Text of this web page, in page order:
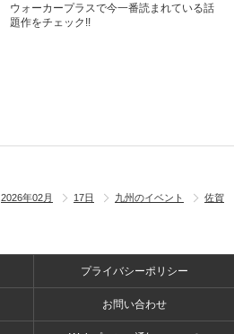
ウォーカープラスで今一番読まれている話
題作をチェック!!
2026年02月 17日 九州のイベント
佐賀
プライバシーポリシー
お問い合わせ